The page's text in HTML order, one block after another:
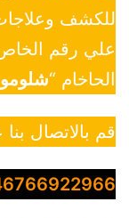
للكشف
علي رقم الخاص
الحاخام “شلومو
قم بالاتصال